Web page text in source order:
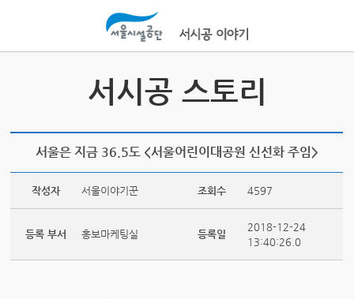
서시공 스토리
서울은 지금 36.5도 <서울어린이대공원 신선화 주임>
작성자 서울이야기꾼 조회수 4597
등록 부서 홍보마케팅실 등록일
2018-12-24
13:40:26.0